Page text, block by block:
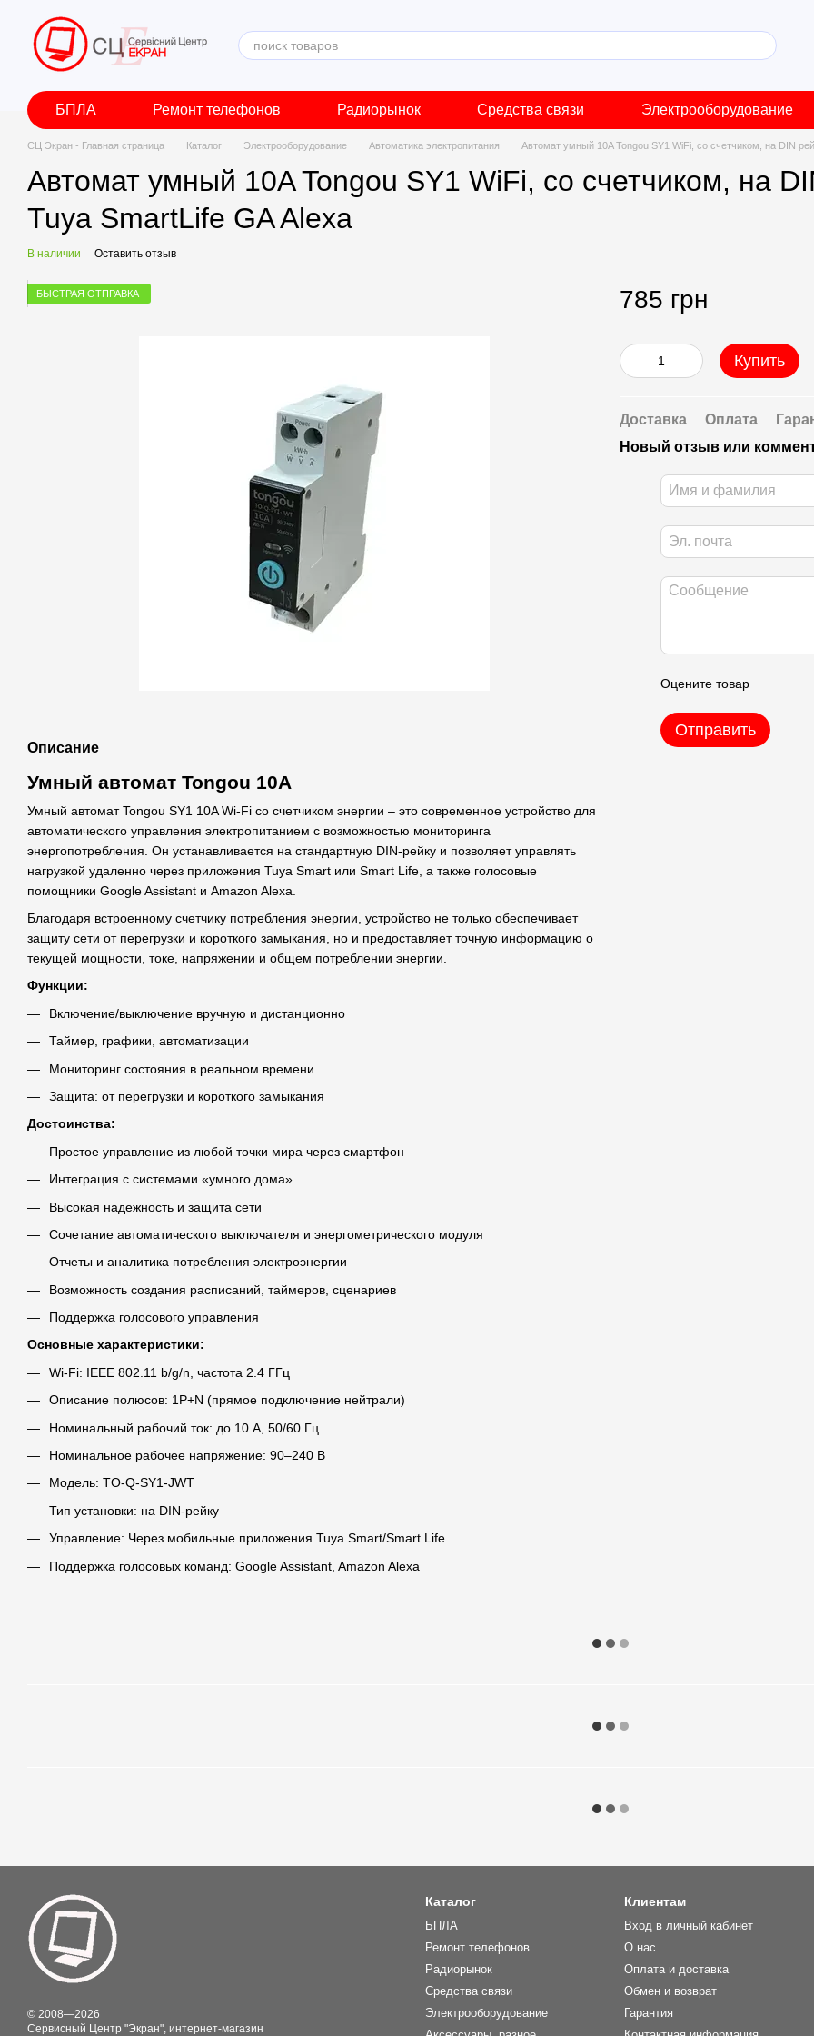
Перейти к основному контенту
БПЛА Ремонт телефонов Радиорынок Средства связи Электрооборудование
СЦ Экран - Главная страница Каталог Электрооборудование Автоматика электропитания Автомат умный 10A Tongou SY1 WiFi, со счетчиком, на DIN
Автомат умный 10A Tongou SY1 WiFi, со счетчиком, на
Tuya SmartLife GA Alexa
В наличии Оставить отзыв
БЫСТРАЯ ОТПРАВКА
Описание
Умный автомат Tongou 10A
Умный автомат Tongou SY1 10A Wi-Fi со счетчиком энергии – это современное устройство для
автоматического управления электропитанием с возможностью мониторинга
энергопотребления. Он устанавливается на стандартную DIN-рейку и позволяет управлять
нагрузкой удаленно через приложения Tuya Smart или Smart Life, а также голосовые
помощники Google Assistant и Amazon Alexa.
Благодаря встроенному счетчику потребления энергии, устройство не только обеспечивает
защиту сети от перегрузки и короткого замыкания, но и предоставляет точную информацию о
текущей мощности, токе, напряжении и общем потреблении энергии.
Функции:
Включение/выключение вручную и дистанционно
Таймер, графики, автоматизации
Мониторинг состояния в реальном времени
Защита: от перегрузки и короткого замыкания
Достоинства:
Простое управление из любой точки мира через смартфон
Интеграция с системами «умного дома»
Высокая надежность и защита сети
Сочетание автоматического выключателя и энергометрического модуля
Отчеты и аналитика потребления электроэнергии
Возможность создания расписаний, таймеров, сценариев
Поддержка голосового управления
Основные характеристики:
Wi-Fi: IEEE 802.11 b/g/n, частота 2.4 ГГц
Описание полюсов: 1P+N (прямое подключение нейтрали)
Номинальный рабочий ток: до 10 А, 50/60 Гц
Номинальное рабочее напряжение: 90–240 В
Модель: TO-Q-SY1-JWT
Тип установки: на DIN-рейку
Управление: Через мобильные приложения Tuya Smart/Smart Life
Поддержка голосовых команд: Google Assistant, Amazon Alexa
785 грн
Купить
Доставка Оплата
Новый отзыв или
Оцените товар
Отправить
© 2008—2026
Сервисный Центр "Экран", интернет-магазин
Каталог
БПЛА
Ремонт телефонов
Радиорынок
Средства связи
Электрооборудование
Клиентам
Вход в личный кабинет
О нас
Оплата и доставка
Обмен и возврат
Гарантия